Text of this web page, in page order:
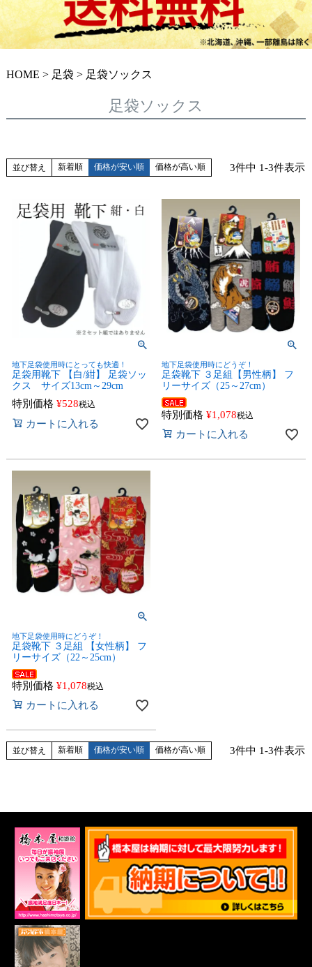
HOME 足袋 足袋ソックス
足袋ソックス
並び替え 新着順 価格が安い順 価格が高い順 3件中 1-3件表示
地下足袋使用時にとっても快適！
足袋用靴下 【白/紺】 足袋ソッ
クス サイズ13cm～29cm
特別価格 ¥528税込
カートに入れる
地下足袋使用時にどうぞ！
足袋靴下 ３足組【男性柄】 フ
リーサイズ（25～27cm）
特別価格 ¥1,078税込
カートに入れる
地下足袋使用時にどうぞ！
足袋靴下 ３足組 【女性柄】 フ
リーサイズ（22～25cm）
特別価格 ¥1,078税込
カートに入れる
並び替え 新着順 価格が安い順 価格が高い順 3件中 1-3件表示